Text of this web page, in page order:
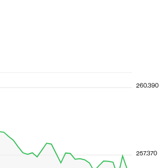
257.370
260.390